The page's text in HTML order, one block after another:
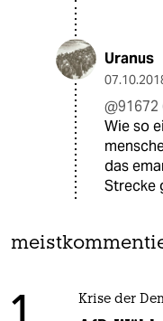
Uranus
Wie so
das
Strecke
Krise der